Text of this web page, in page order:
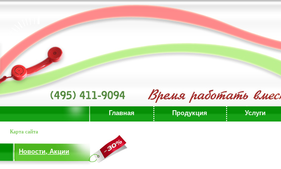
Главная Продукция Услуги
Карта сайта
Новости, Акции